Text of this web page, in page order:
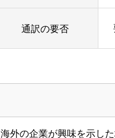
通訳の要否
海外の企業が興味を示し